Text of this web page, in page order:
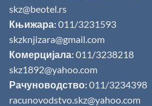
skz@beotel.rs
Књижара:011/3231593
skzknjizara@gmail.com
Комерцијала:011/3238218
skz1892@yahoo.com
Рачуноводство:011/3234398
racunovodstvo.skz@yahoo.com